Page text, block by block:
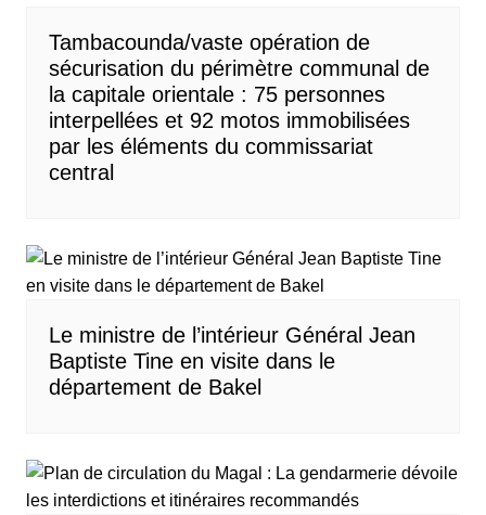
Tambacounda/vaste opération de
sécurisation du périmètre communal de
la capitale orientale : 75 personnes
interpellées et 92 motos immobilisées
par les éléments du commissariat
central
Le ministre de l’intérieur Général Jean
Baptiste Tine en visite dans le
département de Bakel